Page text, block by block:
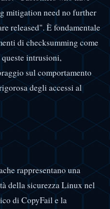
mitigation need no further
released". È fondamentale
di checksumming come
intrusioni,
sul comportamento
degli accessi al
rappresentano una
della sicurezza Linux nel
di CopyFail e la